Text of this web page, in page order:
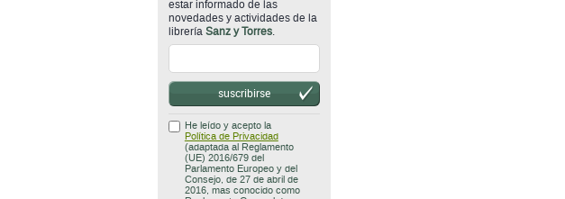
estar informado de las
novedades y actividades de la
librería Sanz y Torres.
suscribirse
He leído y acepto la
Política de Privacidad
(adaptada al Reglamento
(UE) 2016/679 del
Parlamento Europeo y del
Consejo, de 27 de abril de
2016, mas conocido como